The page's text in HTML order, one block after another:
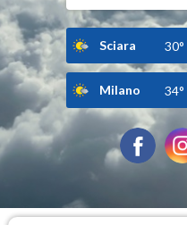
Sciara 30°
Milano 34°